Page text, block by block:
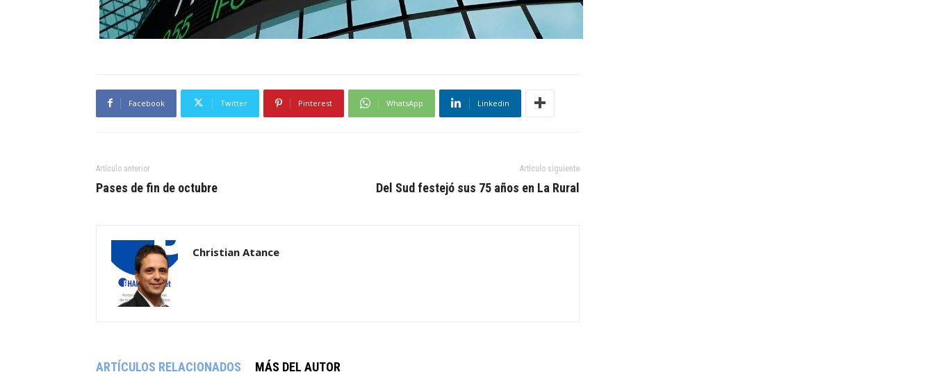
Facebook Twitter Pinterest WhatsApp Linkedin
Artículo anterior
Pases de fin de octubre
Artículo siguiente
Del Sud festejó sus 75 años en La Rural
Christian Atance
ARTÍCULOS RELACIONADOS MÁS DEL AUTOR